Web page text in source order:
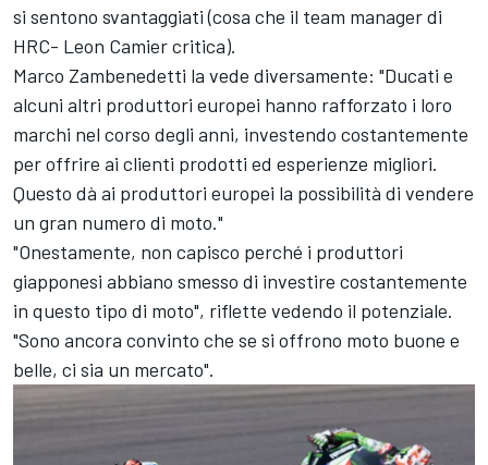
si sentono svantaggiati (cosa che il team manager di
HRC- Leon Camier critica).
Marco Zambenedetti la vede diversamente: "Ducati e
alcuni altri produttori europei hanno rafforzato i loro
marchi nel corso degli anni, investendo costantemente
per offrire ai clienti prodotti ed esperienze migliori.
Questo dà ai produttori europei la possibilità di vendere
un gran numero di moto."
"Onestamente, non capisco perché i produttori
giapponesi abbiano smesso di investire costantemente
in questo tipo di moto", riflette vedendo il potenziale.
"Sono ancora convinto che se si offrono moto buone e
belle, ci sia un mercato".